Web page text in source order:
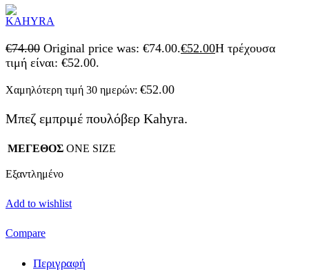
€74.00 Original price was: €74.00.€52.00Η τρέχουσα
τιμή είναι: €52.00.
Χαμηλότερη τιμή 30 ημερών: €52.00
Μπεζ εμπριμέ πουλόβερ Kahyra.
ΜΕΓΕΘΟΣ ONE SIZE
Εξαντλημένο
Add to wishlist
Compare
Περιγραφή